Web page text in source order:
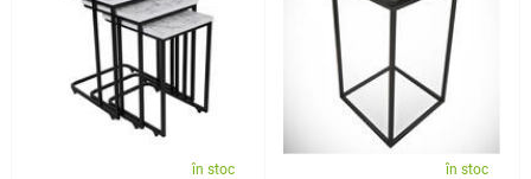
în stoc în stoc